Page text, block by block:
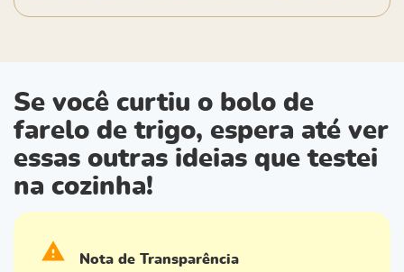
Se você curtiu o bolo de
farelo de trigo, espera até ver
essas outras ideias que testei
na cozinha!
Nota de Transparência